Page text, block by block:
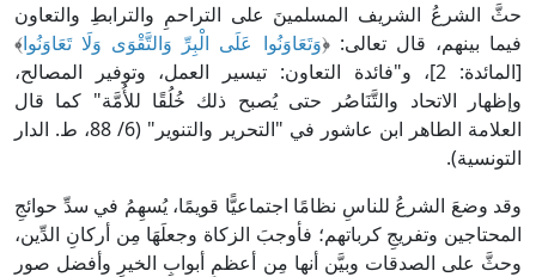
حثَّ الشرعُ الشريف المسلمينَ على التراحمِ والترابطِ والتعاون
فيما بينهم، قال تعالى: ﴿وَتَعَاوَنُوا عَلَى الْبِرِّ وَالتَّقْوَى وَلَا تَعَاوَنُوا﴾
[المائدة: 2]، و"فائدة التعاون: تيسير العمل، وتوفير المصالح،
وإظهار الاتحاد والتَّنَاصُر حتى يُصبح ذلك خُلُقًا للأُمَّة" كما قال
العلامة الطاهر ابن عاشور في "التحرير والتنوير" (6/ 88، ط. الدار
التونسية).
وقد وضعَ الشرعُ للناسِ نظامًا اجتماعيًّا قويمًا، يُسهِمُ في سدِّ حوائجِ
المحتاجين وتفريجِ كرباتهم؛ فأوجبَ الزكاة وجعلَهَا مِن أركانِ الدِّين،
وحثَّ على الصدقات وبيَّن أنها مِن أعظمِ أبوابِ الخيرِ وأفضل صور